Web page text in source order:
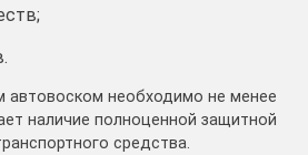
автовоском необходимо не менее
наличие полноценной защитной
средства.